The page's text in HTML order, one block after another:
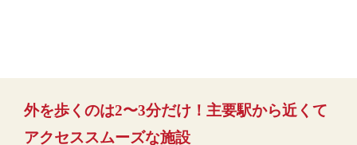
外を歩くのは2〜3分だけ！主要駅から近くて
アクセススムーズな施設